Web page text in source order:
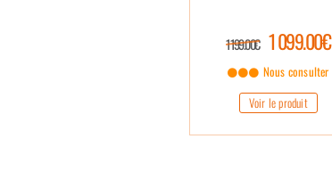
1 199.00€ 1 099.00€
Nous consulter
Voir le produit